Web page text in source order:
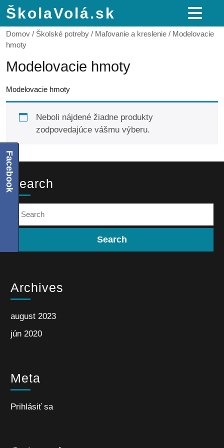
ŠkolaVolá.sk
Domov / Školské potreby / Maľovanie a kreslenie / Modelovacie
hmoty
Modelovacie hmoty
Modelovacie hmoty
Neboli nájdené žiadne produkty
zodpovedajúce vášmu výberu.
Search
Archives
august 2023
jún 2020
Meta
Prihlásiť sa
Facebook